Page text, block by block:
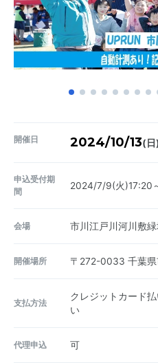
開催日 2024/10/13(日
申込受付期
間
2024/7/9(火)17:20
会場 市川江戸川河川敷緑
開催場所 〒272-0033 千葉
支払方法
クレジットカード
い
代理申込 可